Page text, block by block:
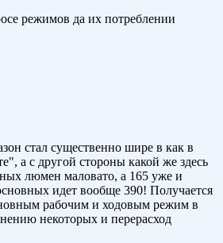
режимов да их потреблении
стал существенно шире в как в
а с другой стороны какой же здесь
люмен маловато, а 165 уже и
идет вообще 390! Получается
рабочим и ходовым режим в
некоторых и перерасход